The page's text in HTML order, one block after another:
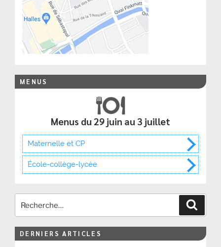
MENUS
Menus du 29 juin au 3 juillet
Maternelle et CP
École-collège-lycée
DERNIERS ARTICLES